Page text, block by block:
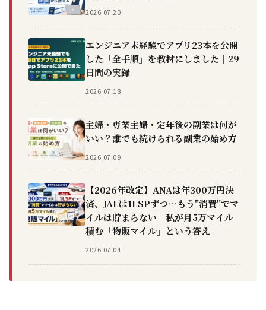
2026.07.20
エンジニア未経験でアプリ23本を公開
した「全手順」を教材にしました｜29
日間の実録
2026.07.18
主婦・専業主婦・定年後の副業は何が
いい？誰でも続けられる副業の始め方
2026.07.09
【2026年改定】ANAは年300万円決
済、JALは1LSPずつ…もう"消費"でマ
イルは貯まらない｜私が月5万マイル
積む「物販マイル」という答え
2026.07.04